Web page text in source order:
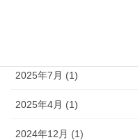
2025年7月 (1)
2025年4月 (1)
2024年12月 (1)